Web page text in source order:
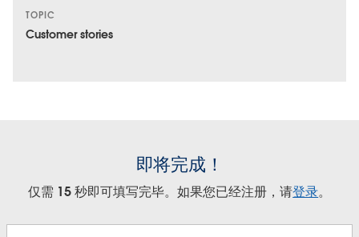
TOPIC
Customer stories
即将完成！
仅需 15 秒即可填写完毕。如果您已经注册，请登录。